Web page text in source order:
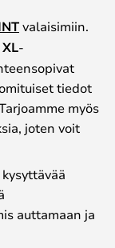
valaisimiin.
-
tiedot
myös
joten voit
auttamaan ja